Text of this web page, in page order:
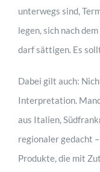
unterwegs sind,
legen, sich nach
darf sättigen. Es
Dabei gilt auch:
Interpretation.
aus Italien,
regionaler gedacht
Produkte, die mit